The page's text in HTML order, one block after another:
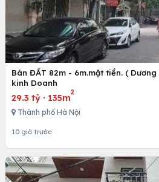
Bán ĐẤT 82m - 6m.mặt tiền. ( Dương
kinh Doanh
29.3 tỷ · 135m
2
Thành phố Hà Nội
10 giờ trước